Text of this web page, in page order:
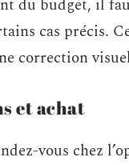
du budget, il
cas précis.
correction
et achat
vous chez